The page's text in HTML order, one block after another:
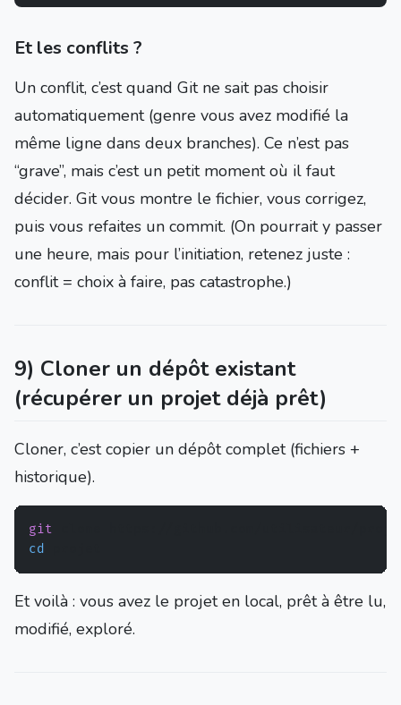
Et les conflits ?
Un conflit, c’est quand Git ne sait pas choisir
automatiquement (genre vous avez modifié la
même ligne dans deux branches). Ce n’est pas
“grave”, mais c’est un petit moment où il faut
décider. Git vous montre le fichier, vous corrigez,
puis vous refaites un commit. (On pourrait y passer
une heure, mais pour l’initiation, retenez juste :
conflit = choix à faire, pas catastrophe.)
9) Cloner un dépôt existant
(récupérer un projet déjà prêt)
Cloner, c’est copier un dépôt complet (fichiers +
historique).
git
cd
Et voilà : vous avez le projet en local, prêt à être lu,
modifié, exploré.